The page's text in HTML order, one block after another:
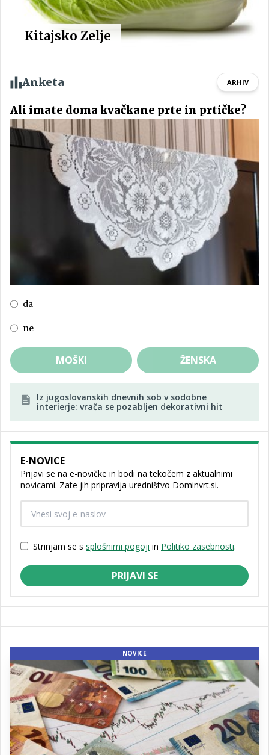
Kitajsko Zelje
Anketa ARHIV
Ali imate doma kvačkane prte in prtičke?
da
ne
MOŠKI ŽENSKA
Iz jugoslovanskih dnevnih sob v sodobne
interierje: vrača se pozabljen dekorativni hit
E-NOVICE
Prijavi se na e-novičke in bodi na tekočem z aktualnimi
novicami. Zate jih pripravlja uredništvo Dominvrt.si.
Strinjam se s splošnimi pogoji in Politiko zasebnosti.
PRIJAVI SE
NOVICE